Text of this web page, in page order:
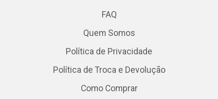
FAQ
Quem Somos
Política de Privacidade
Política de Troca e Devolução
Como Comprar